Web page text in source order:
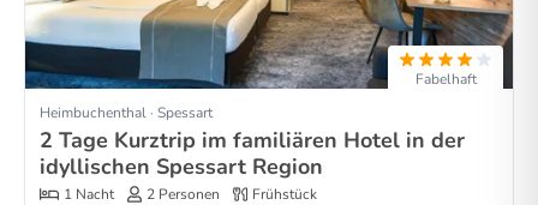
Fabelhaft
Heimbuchenthal · Spessart
2 Tage Kurztrip im familiären Hotel in der
idyllischen Spessart Region
1 Nacht 2 Personen Frühstück